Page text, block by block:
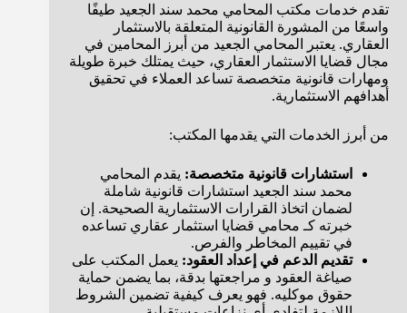
تقدم خدمات مكتب المحامي محمد سند الجعيد طيفًا
واسعًا من المشورة القانونية المتعلقة بالاستثمار
العقاري. يعتبر المحامي الجعيد من أبرز المحامين في
مجال قضايا الاستثمار العقاري، حيث يمتلك خبرة طويلة
ومهارات قانونية متخصصة تساعد العملاء في تحقيق
أهدافهم الاستثمارية.
من أبرز الخدمات التي يقدمها المكتب:
استشارات قانونية متخصصة: يقدم المحامي
محمد سند الجعيد استشارات قانونية شاملة
لضمان اتخاذ القرارات الاستثمارية الصحيحة. إن
خبرته كـ محامي قضايا استثمار عقاري تساعده
في تقييم المخاطر والفرص.
تقديم الدعم في إعداد العقود: يعمل المكتب على
صياغة العقود و مراجعتها بدقة، بما يضمن حماية
حقوق موكليه. فهو يعرف كيفية تضمين الشروط